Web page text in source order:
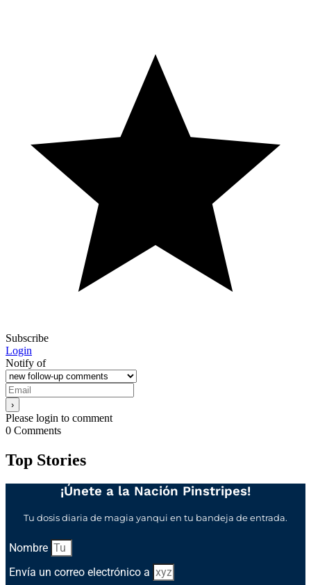
Subscribe
Login
Notify of
Please login to comment
0 Comments
Top Stories
¡Únete a la Nación Pinstripes!
Tu dosis diaria de magia yanqui en tu bandeja de entrada.
Nombre
Envía un correo electrónico a